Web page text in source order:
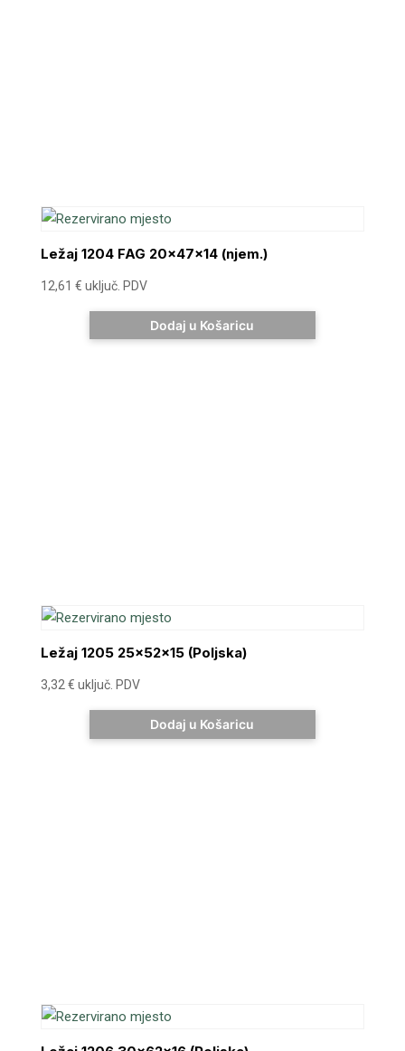
Ležaj 1204 FAG 20x47x14 (njem.)
12,61 € uključ. PDV
Dodaj u Košaricu
Ležaj 1205 25x52x15 (Poljska)
3,32€ uključ. PDV
Dodaj u Košaricu